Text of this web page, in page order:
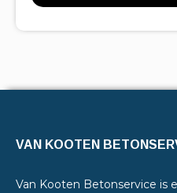
VAN KOOTEN
Van Kooten Betonservice is